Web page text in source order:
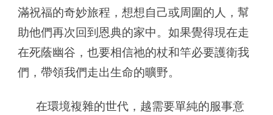
滿祝福的奇妙旅程，想想自己或周圍的人，幫
助他們再次回到恩典的家中。如果覺得現在走
在死蔭幽谷，也要相信祂的杖和竿必要護衛我
們，帶領我們走出生命的曠野。
在環境複雜的世代，越需要單純的服事意